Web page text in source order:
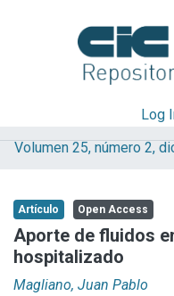
Log
Explorar
Aportar material
Statistics
Artículo Open Access
Aporte de fluidos
hospitalizado
Magliano, Juan Pablo